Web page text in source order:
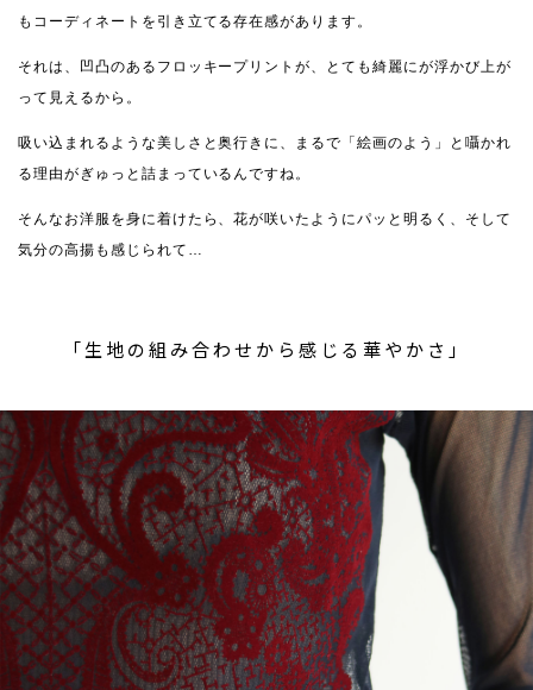
もコーディネートを引き立てる存在感があります。
それは、凹凸のあるフロッキープリントが、とても綺麗にが浮かび上が
って見えるから。
吸い込まれるような美しさと奥行きに、まるで「絵画のよう」と囁かれ
る理由がぎゅっと詰まっているんですね。
そんなお洋服を身に着けたら、花が咲いたようにパッと明るく、そして
気分の高揚も感じられて…
「生地の組み合わせから感じる華やかさ」